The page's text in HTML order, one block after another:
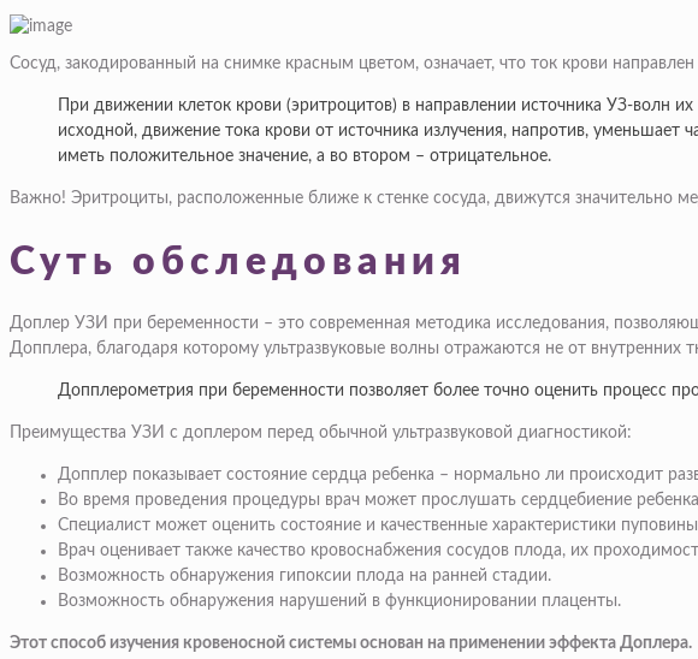
Сосуд, закодированный на снимке красным цветом, означает, что ток крови
При движении клеток крови (эритроцитов) в направлении источника УЗ-волн
исходной, движение тока крови от источника излучения, напротив, уменьшает
иметь положительное значение, а во втором – отрицательное.
Важно! Эритроциты, расположенные ближе к стенке сосуда, движутся значительно
Суть обследования
Доплер УЗИ при беременности – это современная методика исследования,
Допплера, благодаря которому ультразвуковые волны отражаются не от внутренних
Допплерометрия при беременности позволяет более точно оценить процесс
Преимущества УЗИ с доплером перед обычной ультразвуковой диагностикой:
Допплер показывает состояние сердца ребенка – нормально ли происходит
Во время проведения процедуры врач может прослушать сердцебиение
Специалист может оценить состояние и качественные характеристики
Врач оценивает также качество кровоснабжения сосудов плода, их
Возможность обнаружения гипоксии плода на ранней стадии.
Возможность обнаружения нарушений в функционировании плаценты.
Этот способ изучения кровеносной системы основан на применении эффекта Доплера.